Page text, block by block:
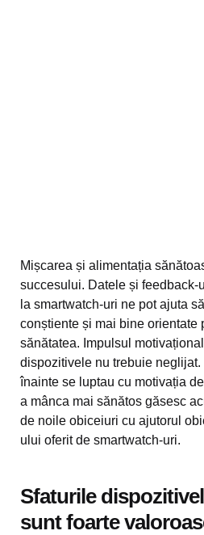
Mișcarea și alimentația
succesului. Datele și feedback-
la smartwatch-uri ne pot ajuta
conștiente și mai bine orientate
sănătatea. Impulsul
dispozitivele nu trebuie
înainte se luptau cu motivația
a mânca mai sănătos găsesc
de noile obiceiuri cu ajutorul
ului oferit de smartwatch-uri.
Sfaturile
sunt foarte